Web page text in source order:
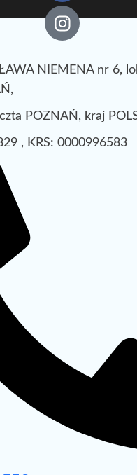
NIEMENA nr 6,
POZNAŃ, kraj
, KRS: 0000996583